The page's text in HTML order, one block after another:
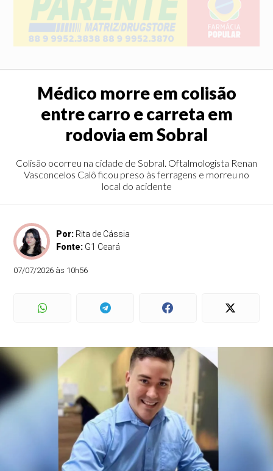
Médico morre em colisão
entre carro e carreta em
rodovia em Sobral
Colisão ocorreu na cidade de Sobral. Oftalmologista Renan
Vasconcelos Calô ficou preso às ferragens e morreu no
local do acidente
Por: Rita de Cássia
Fonte: G1 Ceará
07/07/2026 às 10h56